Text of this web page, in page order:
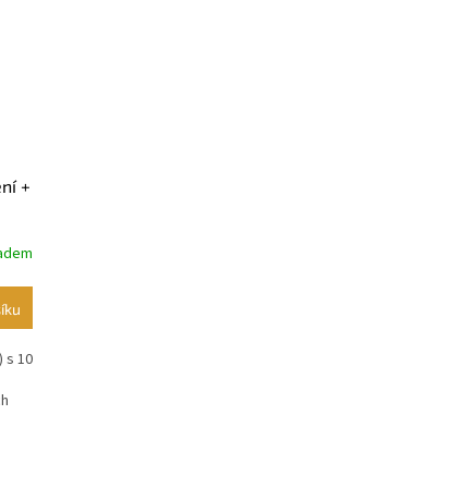
+
s 10